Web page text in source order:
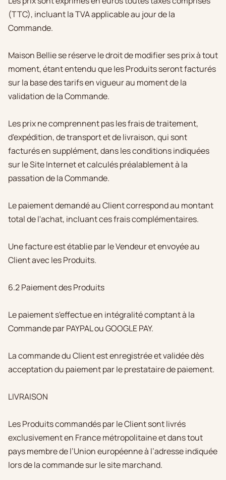
(TTC), incluant la TVA applicable au jour de la
Commande.
Maison Bellie se réserve le droit de modifier ses prix à tout
moment, étant entendu que les Produits seront facturés
sur la base des tarifs en vigueur au moment de la
validation de la Commande.
Les prix ne comprennent pas les frais de traitement,
d'expédition, de transport et de livraison, qui sont
facturés en supplément, dans les conditions indiquées
sur le Site Internet et calculés préalablement à la
passation de la Commande.
Le paiement demandé au Client correspond au montant
total de l'achat, incluant ces frais complémentaires.
Une facture est établie par le Vendeur et envoyée au
Client avec les Produits.
6.2 Paiement des Produits
Le paiement s'effectue en intégralité comptant à la
Commande par PAYPAL ou GOOGLE PAY.
La commande du Client est enregistrée et validée dès
acceptation du paiement par le prestataire de paiement.
LIVRAISON
Les Produits commandés par le Client sont livrés
exclusivement en France métropolitaine et dans tout
pays membre de l’Union européenne à l’adresse indiquée
lors de la commande sur le site marchand.